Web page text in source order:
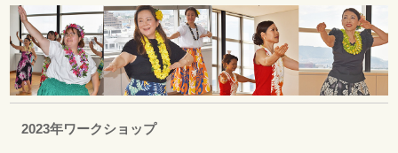
2023年ワークショップ